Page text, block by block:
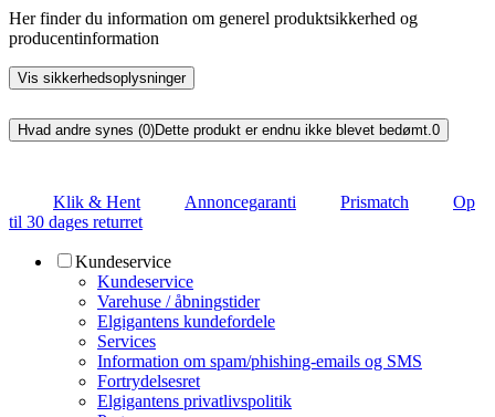
Her finder du information om generel produktsikkerhed og
producentinformation
Vis sikkerhedsoplysninger
Hvad andre synes (0)Dette produkt er endnu ikke blevet bedømt. 0
Klik & Hent Annoncegaranti Prismatch
Op
til 30 dages returret
Kundeservice
Kundeservice
Varehuse / åbningstider
Elgigantens kundefordele
Services
Information om spam/phishing-emails og SMS
Fortrydelsesret
Elgigantens privatlivspolitik